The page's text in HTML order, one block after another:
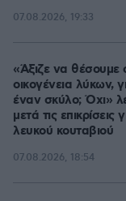
07.08.2026, 19:33
«Άξιζε να θέσουμε
οικογένεια λύκων,
έναν σκύλο; Όχι»
μετά τις
λευκού κουταβιού
07.08.2026, 18:54